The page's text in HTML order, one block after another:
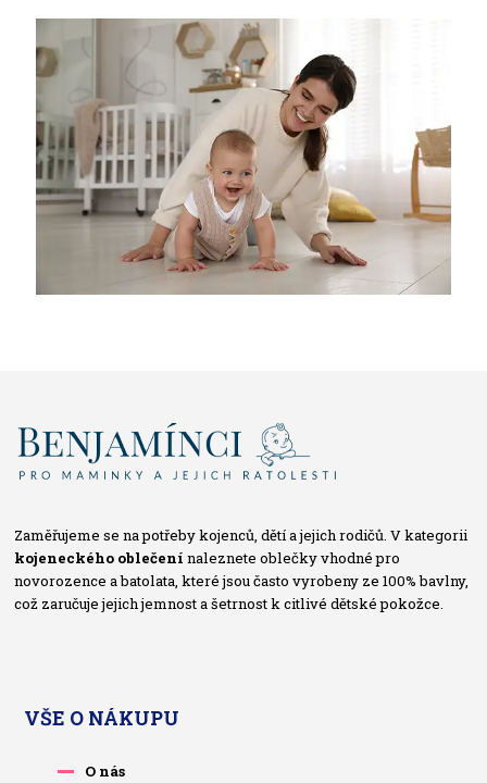
Zaměřujeme se na potřeby kojenců, dětí a jejich rodičů. V kategorii
kojeneckého oblečení naleznete oblečky vhodné pro
novorozence a batolata, které jsou často vyrobeny ze 100% bavlny,
což zaručuje jejich jemnost a šetrnost k citlivé dětské pokožce.
VŠE O NÁKUPU
O nás